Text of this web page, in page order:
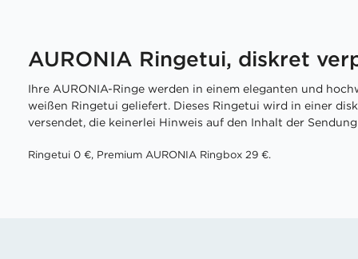
AURONIA Ringetui, diskret
Ihre AURONIA-Ringe werden in einem eleganten und
weißen Ringetui geliefert. Dieses Ringetui wird in einer
versendet, die keinerlei Hinweis auf den Inhalt der
Ringetui 0 €, Premium AURONIA Ringbox 29 €.